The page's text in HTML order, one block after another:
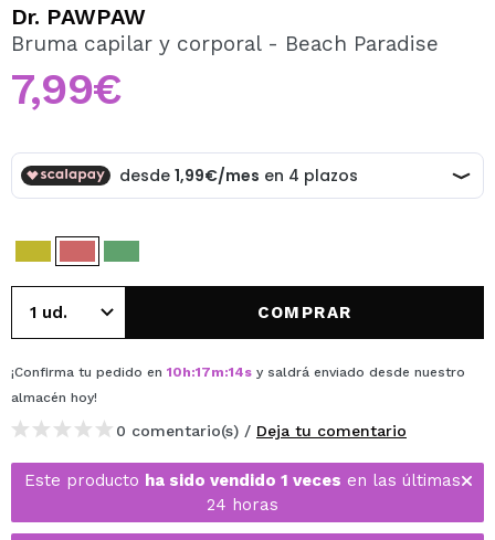
Al crear una cuenta en Maquillalia.com podrás realizar
tus compras rápidamente, revisar el estado de tus
pedidos y consultar tus operaciones anteriores.
CREAR CUENTA
Dr. PAWPAW
Bruma capilar y corporal - Beach Paradise
7,99€
COMPRAR
¡Confirma tu pedido en 10h:17m:14s y saldrá enviado desde nuestro
almacén hoy!
0 comentario(s) / Deja tu comentario
Este producto ha sido vendido 1 veces en las últimas
24 horas